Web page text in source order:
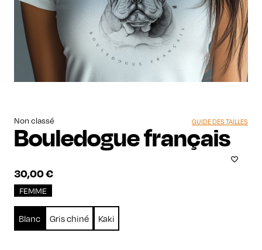
Non classé
Bouledogue français
30,00€
GUIDE DES TAILLES
FEMME
Blanc Gris chiné Kaki